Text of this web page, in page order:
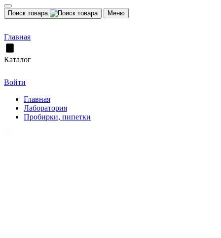
Поиск товара Меню
Главная
Каталог
Войти
Главная
Лаборатория
Пробирки, пипетки